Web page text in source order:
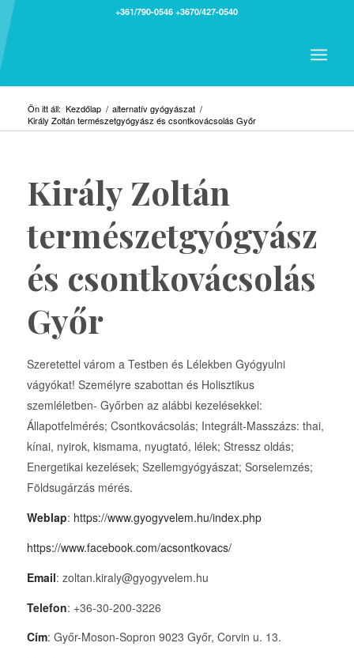
+361/790-0546 +3670/427-0540
Ön itt áll: Kezdőlap / alternatív gyógyászat /
Király Zoltán természetgyógyász és csontkovácsolás Győr
Király Zoltán
természetgyógyász
és csontkovácsolás
Győr
Szeretettel várom a Testben és Lélekben Gyógyulni
vágyókat! Személyre szabottan és Holisztikus
szemléletben- Győrben az alábbi kezelésekkel:
Állapotfelmérés; Csontkovácsolás; Integrált-Masszázs: thai,
kínai, nyirok, kismama, nyugtató, lélek; Stressz oldás;
Energetikai kezelések; Szellemgyógyászat; Sorselemzés;
Földsugárzás mérés.
Weblap: https://www.gyogyvelem.hu/index.php
https://www.facebook.com/acsontkovacs/
Email: zoltan.kiraly@gyogyvelem.hu
Telefon: +36-30-200-3226
Cím: Győr-Moson-Sopron 9023 Győr, Corvin u. 13.